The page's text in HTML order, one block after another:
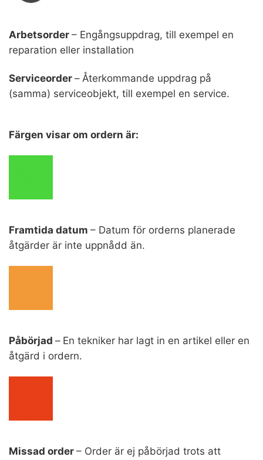
Arbetsorder – Engångsuppdrag, till exempel en
reparation eller installation
Serviceorder – Återkommande uppdrag på
(samma) serviceobjekt, till exempel en service.
Färgen visar om ordern är:
Framtida datum – Datum för orderns planerade
åtgärder är inte uppnådd än.
Påbörjad – En tekniker har lagt in en artikel eller en
åtgärd i ordern.
Missad order – Order är ej påbörjad trots att